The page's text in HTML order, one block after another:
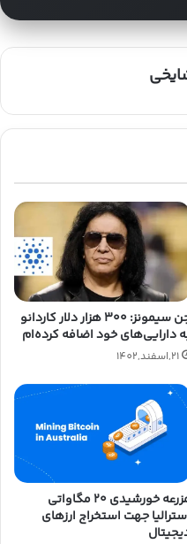
جن سیمونز: ۳۰۰ هزار دلار کاردانو
دارایی‌های خود اضافه کرده‌ام
21,اسفند,1402
مزرعه خورشیدی ۲۰ مگاواتی
جهت استخراج ارزهای